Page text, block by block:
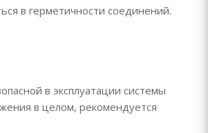
в герметичности соединений.
в эксплуатации системы
в целом, рекомендуется